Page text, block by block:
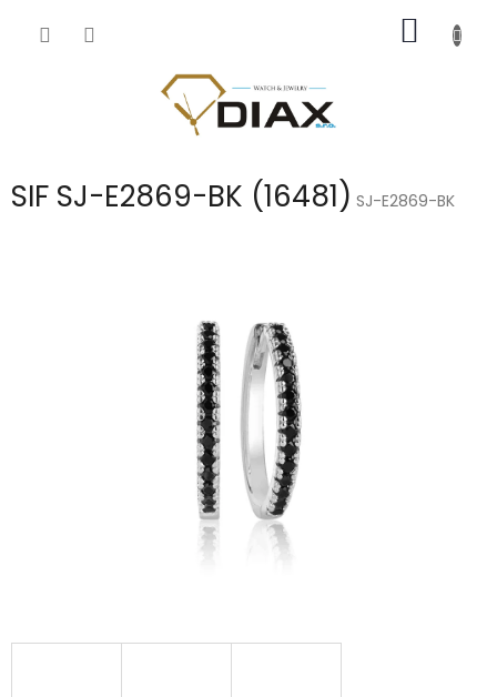
KOŠÍK
SIF SJ-E2869-BK (16481) SJ-E2869-BK